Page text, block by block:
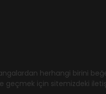
herhangi birini
geçmek için sitemizdeki